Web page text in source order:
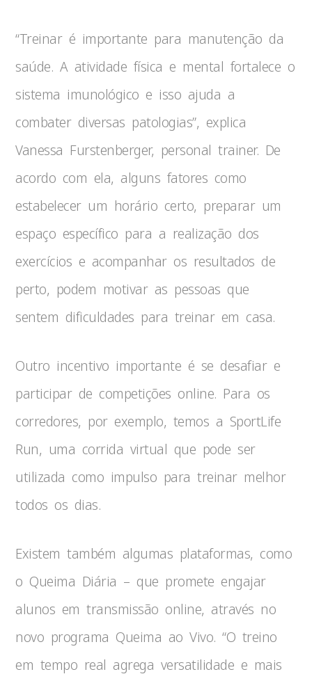
“Treinar é importante para manutenção da
saúde. A atividade física e mental fortalece o
sistema imunológico e isso ajuda a
combater diversas patologias”, explica
Vanessa Furstenberger, personal trainer. De
acordo com ela, alguns fatores como
estabelecer um horário certo, preparar um
espaço específico para a realização dos
exercícios e acompanhar os resultados de
perto, podem motivar as pessoas que
sentem dificuldades para treinar em casa.
Outro incentivo importante é se desafiar e
participar de competições online. Para os
corredores, por exemplo, temos a SportLife
Run, uma corrida virtual que pode ser
utilizada como impulso para treinar melhor
todos os dias.
Existem também algumas plataformas, como
o Queima Diária – que promete engajar
alunos em transmissão online, através no
novo programa Queima ao Vivo. “O treino
em tempo real agrega versatilidade e mais